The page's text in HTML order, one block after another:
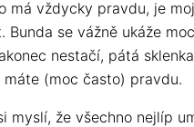
má vždycky pravdu, je
Bunda se vážně ukáže
nestačí, pátá
(moc často) pravdu.
myslí, že všechno nejlíp